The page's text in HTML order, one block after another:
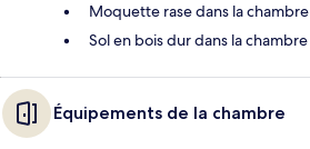
Moquette rase dans la chambre
Sol en bois dur dans la chambre
Équipements de la chambre